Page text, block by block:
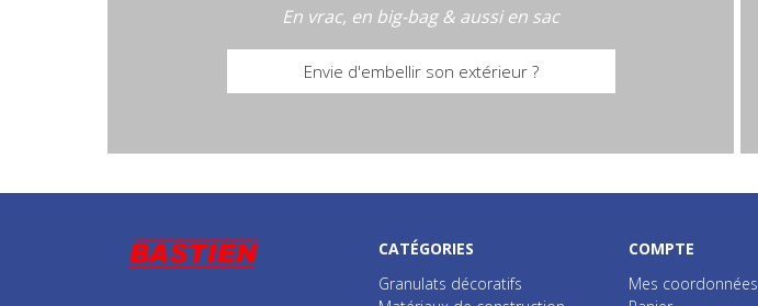
En vrac, en big-bag & aussi en sac
Envie d'embellir son extérieur ?
CATÉGORIES
Granulats décoratifs
COMPTE
Mes coordonnées